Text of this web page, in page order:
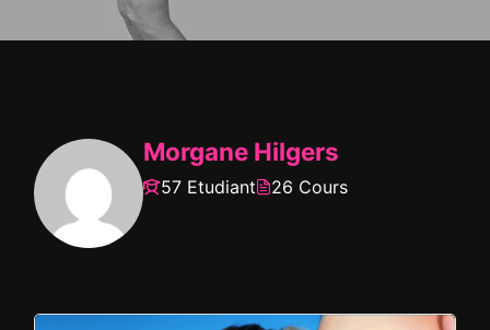
Morgane Hilgers
57 Etudiant 26 Cours